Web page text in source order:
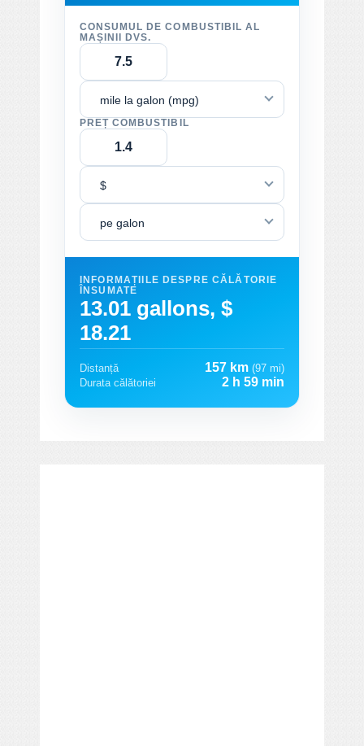
CONSUMUL DE COMBUSTIBIL AL
MAȘINII DVS.
mile la galon (mpg)
PREȚ COMBUSTIBIL
$
pe galon
INFORMAȚIILE DESPRE CĂLĂTORIE
ÎNSUMATE
13.01 gallons, $
18.21
Distanță 157 km (97 mi)
Durata călătoriei
2 h 59 min